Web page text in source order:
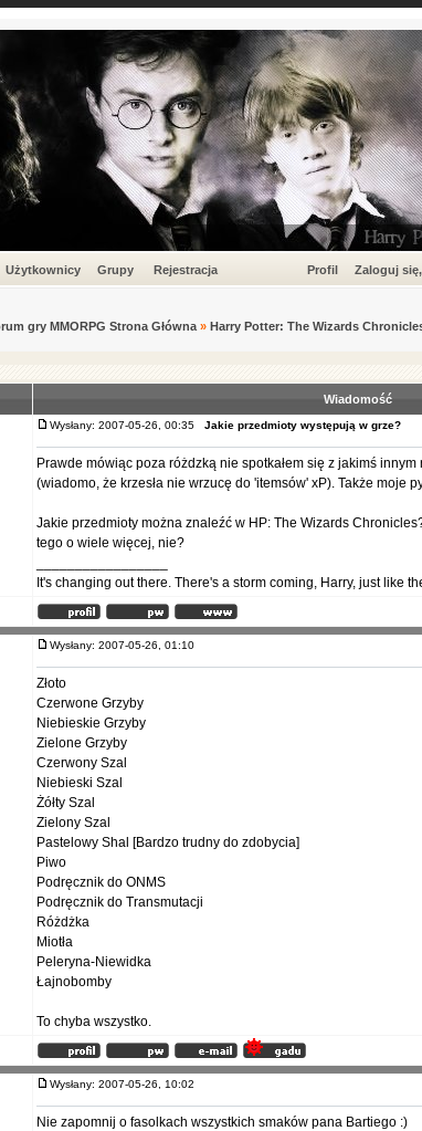
Użytkownicy Grupy Rejestracja Profil Zaloguj
gry MMORPG Strona Główna » Harry Potter: The Wizards
Wiadomość
Wysłany: 2007-05-26, 00:35 Jakie przedmioty występują w grze?
Prawde mówiąc poza różdzką nie spotkałem się z jakimś
(wiadomo, że krzesła nie wrzucę do 'itemsów' xP). Także moje
Jakie przedmioty można znaleźć w HP: The Wizards
tego o wiele więcej, nie?
It's changing out there. There's a storm coming, Harry, just like
Wysłany: 2007-05-26, 01:10
Złoto
Czerwone Grzyby
Niebieskie Grzyby
Zielone Grzyby
Czerwony Szal
Niebieski Szal
Żółty Szal
Zielony Szal
Pastelowy Shal [Bardzo trudny do zdobycia]
Piwo
Podręcznik do ONMS
Podręcznik do Transmutacji
Różdżka
Miotła
Peleryna-Niewidka
Łajnobomby
To chyba wszystko.
Wysłany: 2007-05-26, 10:02
Nie zapomnij o fasolkach wszystkich smaków pana Bartiego :)